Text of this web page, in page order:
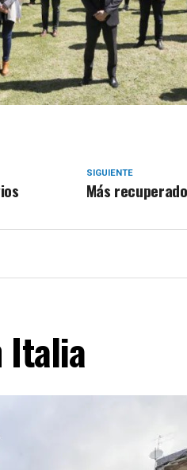
SIGUIENTE
Más
Italia